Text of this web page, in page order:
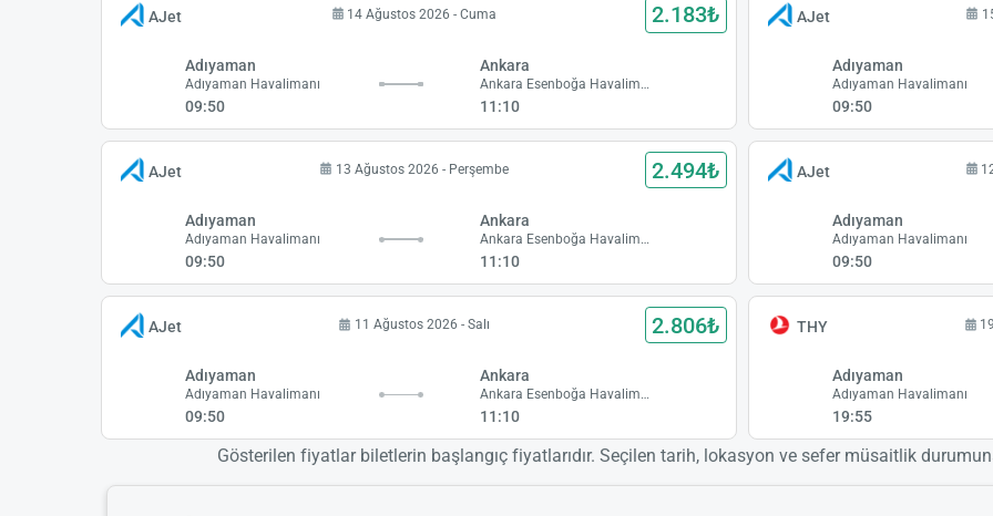
AJet 14 Ağustos 2026 - Cuma 2.183₺
Adıyaman
Adıyaman Havalimanı
09:50
Ankara
Ankara Esenboğa Havalimanı
11:10
AJet
Adıyaman
Adıyaman Havalimanı
09:50
AJet 13 Ağustos 2026 - Perşembe 2.494₺
Adıyaman
Adıyaman Havalimanı
09:50
Ankara
Ankara Esenboğa Havalimanı
11:10
AJet
Adıyaman
Adıyaman Havalimanı
09:50
AJet 11 Ağustos 2026 - Salı 2.806₺
Adıyaman
Adıyaman Havalimanı
09:50
Ankara
Ankara Esenboğa Havalimanı
11:10
THY
Adıyaman
Adıyaman Havalimanı
19:55
Gösterilen fiyatlar biletlerin başlangıç fiyatlarıdır. Seçilen tarih, lokasyon ve sefer müsaitlik